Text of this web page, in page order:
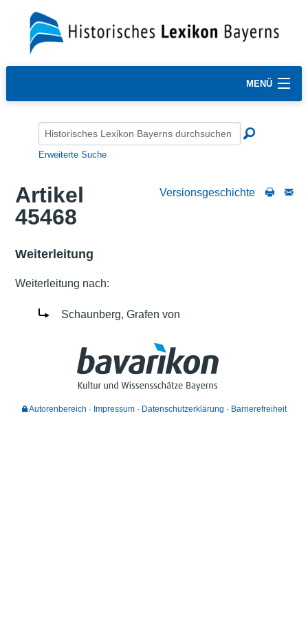
MENÜ
Erweiterte Suche
Versionsgeschichte
Artikel
45468
Weiterleitung
Weiterleitung nach:
Schaunberg, Grafen von
Autorenbereich Impressum Datenschutzerklärung Barrierefreiheit